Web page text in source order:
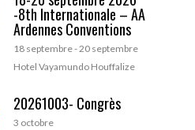
-8th Internationale – AA
Ardennes Conventions
18 septembre-20 septembre
Hotel Vayamundo Houffalize
20261003- Congrès
3 octobre